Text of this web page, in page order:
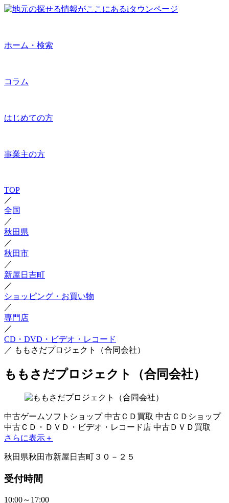
ホーム・検索
コラム
はじめての方
事業主の方
TOP
／
全国
／
秋田県
／
秋田市
／
新屋日吉町
／
ショッピング・お買い物
／
専門店
／
CD・DVD・ビデオ・レコード
／ ももさだプロジェクト（合同会社）
ももさだプロジェクト（合同会社）
中古ゲームソフトショップ 中古ＣＤ買取 中古ＣＤショップ
中古ＣＤ・ＤＶＤ・ビデオ・レコード店 中古ＤＶＤ買取
さらに表示＋
秋田県秋田市新屋日吉町３０－２５
受付時間
10:00～17:00